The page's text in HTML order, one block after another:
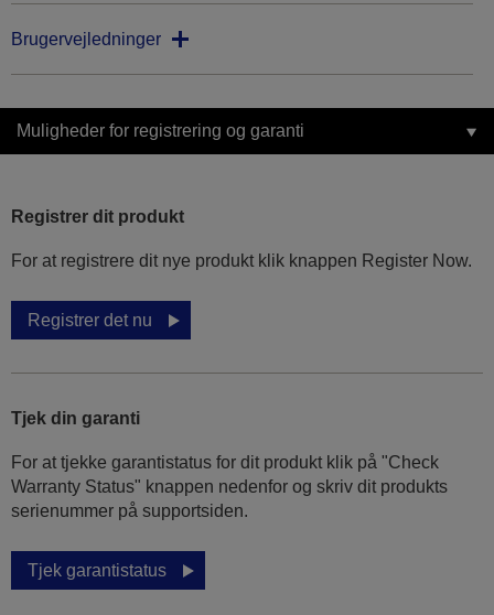
Brugervejledninger
Muligheder for registrering og garanti
Registrer dit produkt
For at registrere dit nye produkt klik knappen Register Now.
Registrer det nu
Tjek din garanti
For at tjekke garantistatus for dit produkt klik på "Check
Warranty Status" knappen nedenfor og skriv dit produkts
serienummer på supportsiden.
Tjek garantistatus